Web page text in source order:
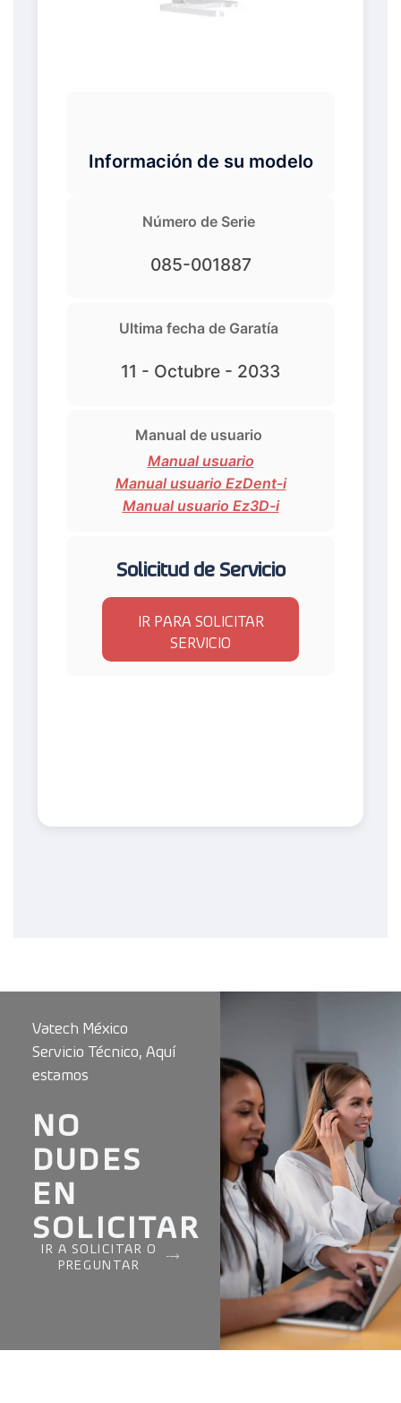
Información de su modelo
Número de Serie
085-001887
Ultima fecha de Garatía
11 - Octubre - 2033
Manual de usuario
Manual usuario
Manual usuario EzDent-i
Manual usuario Ez3D-i
Solicitud de Servicio
IR PARA SOLICITAR
SERVICIO
Vatech México
Servicio Técnico, Aquí
estamos
NO
DUDES
EN
SOLICITAR
IR A SOLICITAR O
PREGUNTAR